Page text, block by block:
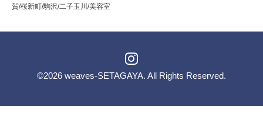
賀/桜新町/駒沢/二子玉川/美容室
©2026 weaves-SETAGAYA. All Rights Reserved.